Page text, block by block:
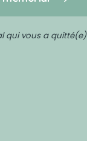
qui vous a quitté(e)